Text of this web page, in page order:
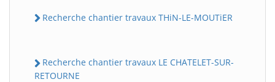
Recherche chantier travaux THiN-LE-MOUTiER
Recherche chantier travaux LE CHATELET-SUR-
RETOURNE